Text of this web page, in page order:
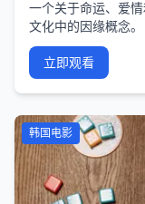
一个关于命运、爱
文化中的因缘概念。
立即观看
韩国电影